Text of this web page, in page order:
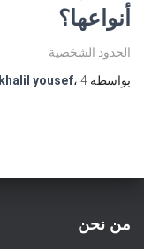
أنواعها؟
الحدود الشخصية
بواسطة
khalil yousef، 4 سنوات
من نحن